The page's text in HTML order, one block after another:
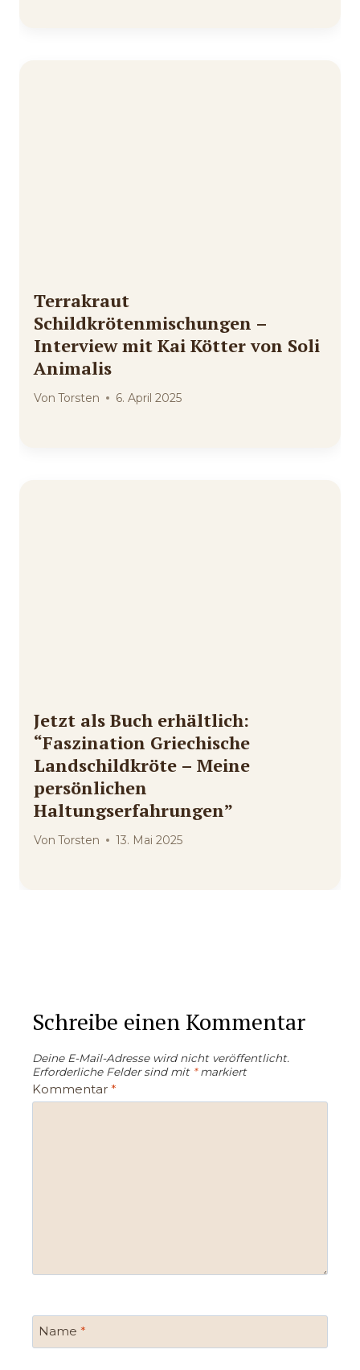
Terrakraut
Schildkrötenmischungen –
Interview mit Kai Kötter von Soli
Animalis
Von Torsten 6. April 2025
Jetzt als Buch erhältlich:
“Faszination Griechische
Landschildkröte – Meine
persönlichen
Haltungserfahrungen”
Von Torsten 13. Mai 2025
Schreibe einen Kommentar
Deine E-Mail-Adresse wird nicht veröffentlicht.
Erforderliche Felder sind mit *markiert
Kommentar *
Name *